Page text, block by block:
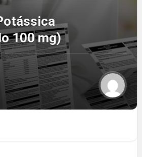
100 mg)